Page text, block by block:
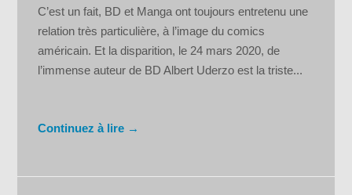
C’est un fait, BD et Manga ont toujours entretenu une
relation très particulière, à l’image du comics
américain. Et la disparition, le 24 mars 2020, de
l’immense auteur de BD Albert Uderzo est la triste...
Continuez à lire →